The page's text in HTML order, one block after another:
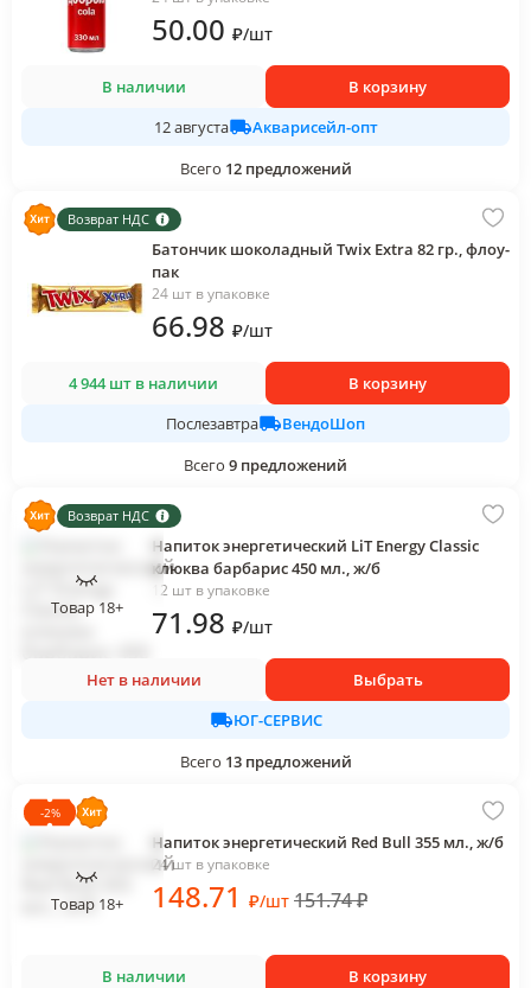
50.00 ₽/шт
В наличии
В корзину
12 августа
Акварисейл-опт
Всего 12 предложений
Возврат НДС
Батончик шоколадный Twix Extra 82 гр., флоу-
пак
24 шт в упаковке
66.98 ₽/шт
4 944 шт в наличии
В корзину
Послезавтра
ВендоШоп
Всего 9 предложений
Возврат НДС
Товар 18+
Напиток энергетический LiT Energy Classic
клюква барбарис 450 мл., ж/б
12 шт в упаковке
71.98 ₽/шт
Нет в наличии
Выбрать
ЮГ-СЕРВИС
Всего 13 предложений
-2%
Товар 18+
Напиток энергетический Red Bull 355 мл., ж/б
24 шт в упаковке
148.71 ₽/шт 151.74₽
В наличии
В корзину